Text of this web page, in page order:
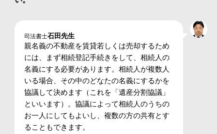
司法書士石田先生
親名義の不動産を賃貸若しくは売却するため
には、まず相続登記手続きをして、相続人の
名義にする必要があります。相続人が複数人
いる場合、その中のどなたの名義にするかを
協議して決めます（これを「遺産分割協議」
といいます）。協議によって相続人のうちの
お一人にしてもよいし、複数の方の共有とす
ることもできます。